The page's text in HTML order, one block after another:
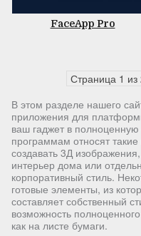
FaceApp Pro
Страница 1 из
В этом разделе нашего
приложения для
ваш гаджет в
программам относят
создавать 3Д
интерьер дома или
корпоративный стиль.
готовые элементы, из
составляет собственный
возможность
как на листе бумаги.